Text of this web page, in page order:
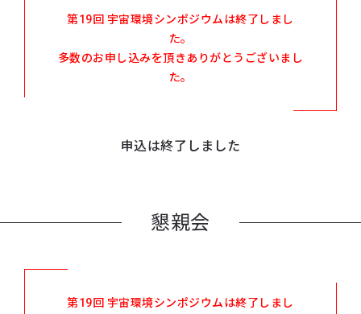
第19回 宇宙環境シンポジウムは終了しまし
た。
多数のお申し込みを頂きありがとうございまし
た。
申込は終了しました
懇親会
第19回 宇宙環境シンポジウムは終了しまし